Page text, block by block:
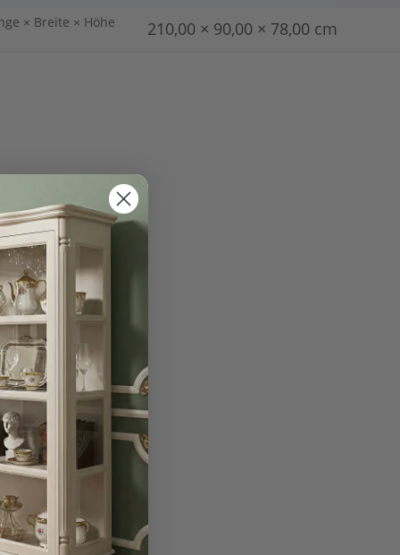
× Breite × Höhe
210,00 × 90,00 × 78,00 cm